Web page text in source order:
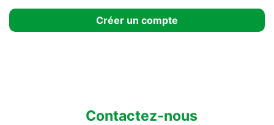
Créer un compte
Contactez-nous